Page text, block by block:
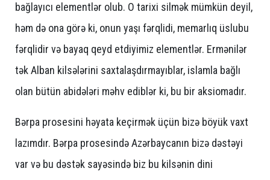
bağlayıcı elementlər olub. O tarixi silmək mümkün deyil,
həm də ona görə ki, onun yaşı fərqlidi, memarlıq üslubu
fərqlidir və bayaq qeyd etdiyimiz elementlər. Ermənilər
tək Alban kilsələrini saxtalaşdırmayıblar, islamla bağlı
olan bütün abidələri məhv ediblər ki, bu bir aksiomadır.
Bərpa prosesini həyata keçirmək üçün bizə böyük vaxt
lazımdır. Bərpa prosesində Azərbaycanın bizə dəstəyi
var və bu dəstək sayəsində biz bu kilsənin dini